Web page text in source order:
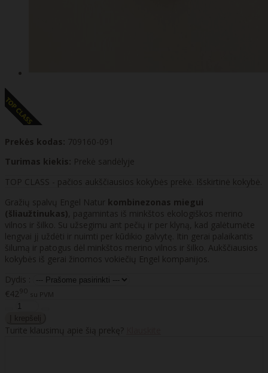
Prekės kodas: 709160-091
Turimas kiekis: Prekė sandėlyje
TOP CLASS - pačios aukščiausios kokybės prekė. Išskirtinė kokybė.
Gražių spalvų Engel Natur kombinezonas miegui
(šliaužtinukas), pagamintas iš minkštos ekologiškos merino
vilnos ir šilko. Su užsegimu ant pečių ir per klyną, kad galėtumėte
lengvai jį uždėti ir nuimti per kūdikio galvytę. Itin gerai palaikantis
šilumą ir patogus dėl minkštos merino vilnos ir šilko. Aukščiausios
kokybės iš gerai žinomos vokiečių Engel kompanijos.
Dydis :
€4290 su PVM
Turite klausimų apie šią prekę?